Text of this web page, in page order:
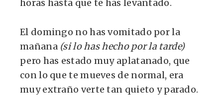
horas hasta que te has levantado.
El domingo no has vomitado por la
mañana (si lo has hecho por la tarde)
pero has estado muy aplatanado, que
con lo que te mueves de normal, era
muy extraño verte tan quieto y parado.